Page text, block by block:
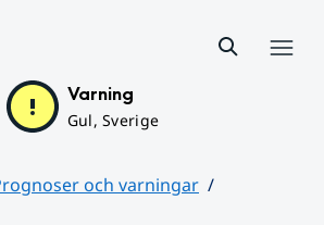
Varning
Gul, Sverige
och varningar